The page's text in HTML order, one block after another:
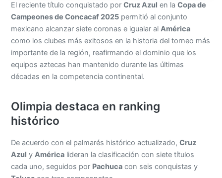
El reciente título conquistado porCruz Azul en laCopa de
Campeones de Concacaf 2025 permitió al conjunto
mexicano alcanzar siete coronas e igualar alAmérica
como los clubes más exitosos en la historia del torneo más
importante de la región, reafirmando el dominio que los
equipos aztecas han mantenido durante las últimas
décadas en la competencia continental.
Olimpia destaca en ranking
histórico
De acuerdo con el palmarés histórico actualizado,Cruz
Azul yAmérica lideran la clasificación con siete títulos
cada uno, seguidos por Pachuca con seis conquistas y